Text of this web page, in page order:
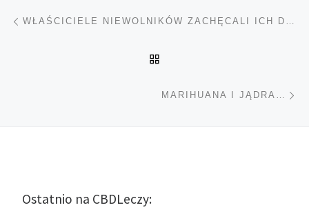
Nawigacja wpisu WŁAŚCICIELE NIEWOLNIKÓW ZACHĘCALI ICH DO PALENIA CANNABIS
MARIHUANA I JĄDRA…
Ostatnio na CBDLeczy: